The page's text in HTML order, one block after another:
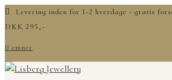
Levering inden for 1-2 hverdage - gratis
DKK 295,-
0 emner